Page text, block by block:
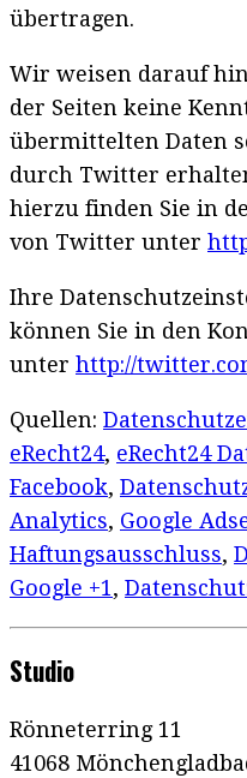
übertragen.
Wir weisen darauf
der Seiten keine
übermittelten Daten
durch Twitter
hierzu finden Sie in
von Twitter unter
Ihre
können Sie in den
unter http://
Quellen:
eRecht24, eRecht24
Facebook,
Analytics, Google
Haftungsausschluss,
Google +1,
Studio
Rönneterring 11
41068